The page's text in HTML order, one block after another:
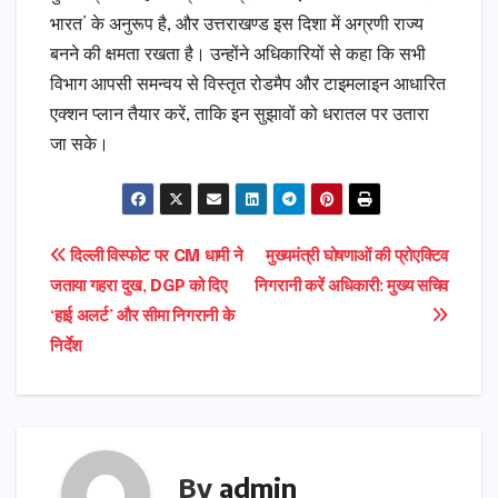
भारत’ के अनुरूप है, और उत्तराखण्ड इस दिशा में अग्रणी राज्य
बनने की क्षमता रखता है। उन्होंने अधिकारियों से कहा कि सभी
विभाग आपसी समन्वय से विस्तृत रोडमैप और टाइमलाइन आधारित
एक्शन प्लान तैयार करें, ताकि इन सुझावों को धरातल पर उतारा
जा सके।
Post
navigation
मुख्यमंत्री घोषणाओं की प्रोएक्टिव
निगरानी करें अधिकारी: मुख्य सचिव
दिल्ली विस्फोट पर CM धामी ने
जताया गहरा दुख, DGP को दिए
‘हाई अलर्ट’ और सीमा निगरानी के
निर्देश
By admin